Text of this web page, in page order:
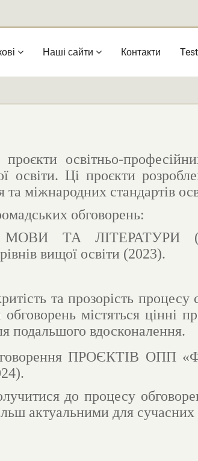
Нашi сайти Контакти
освітньо-
освіти. Ці проєкти
міжнародних стандартів
обговорень:
МОВИ ТА
рівнів вищої освіти (2023).
та прозорість
обговорень містяться
подальшого вдосконалення.
ПРОЄКТІВ ОПП
до процесу
актуальними для сучасних